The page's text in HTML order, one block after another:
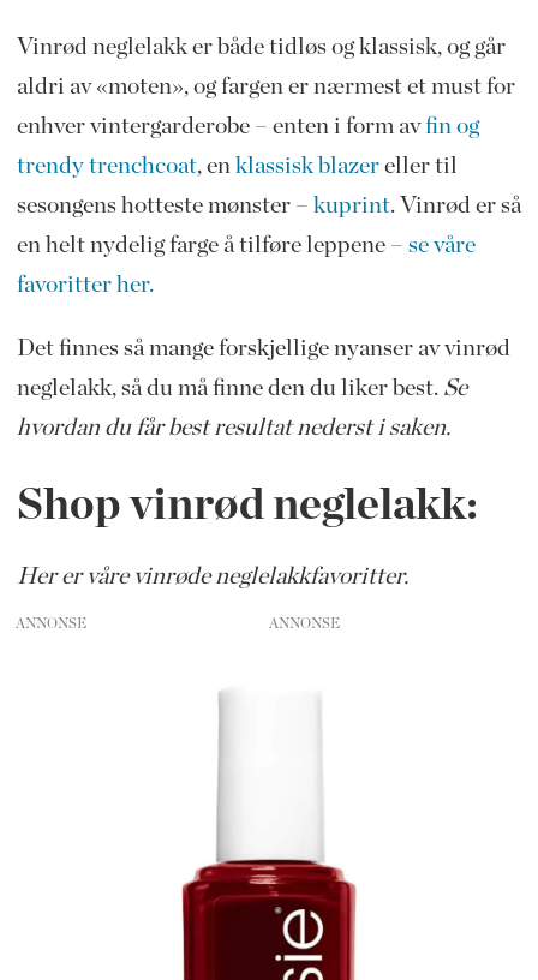
Vinrød neglelakk er både tidløs og klassisk, og går
aldri av «moten», og fargen er nærmest et must for
enhver vintergarderobe – enten i form avfin og
trendy trenchcoat, en klassisk blazereller til
sesongens hotteste mønster – kuprint. Vinrød er så
en helt nydelig farge å tilføre leppene – se våre
favoritter her.
Det finnes så mange forskjellige nyanser av vinrød
neglelakk, så du må finne den du liker best. Se
hvordan du får best resultat nederst i saken.
Shop vinrød neglelakk:
Her er våre vinrøde neglelakkfavoritter.
ANNONSE